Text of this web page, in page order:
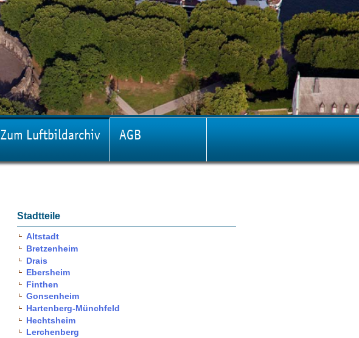
Zum Luftbildarchiv AGB
Stadtteile
Altstadt
Bretzenheim
Drais
Ebersheim
Finthen
Gonsenheim
Hartenberg-Münchfeld
Hechtsheim
Lerchenberg